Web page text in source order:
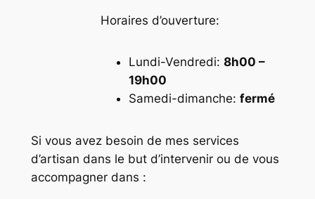
Horaires d’ouverture:
Lundi-Vendredi:8h00 –
19h00
Samedi-dimanche:fermé
Si vous avez besoin de mes services
d’artisan dans le but d’intervenir ou de vous
accompagner dans :